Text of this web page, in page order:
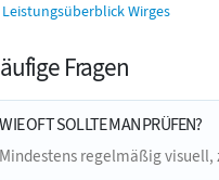
Leistungsüberblick Wirges
Fragen
WIE OFT SOLLTE MAN PRÜFEN?
Mindestens regelmäßig